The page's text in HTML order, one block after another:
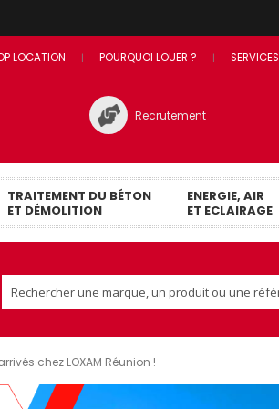
LOCATION POURQUOI LOUER ? SERVICES
Recrutement
TRAITEMENT DU BÉTON
ET DÉMOLITION
ENERGIE, AIR
ET ECLAIRAGE
chez LOXAM Réunion !